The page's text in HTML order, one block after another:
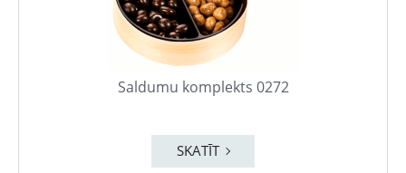
Saldumu komplekts 0272
SKATĪT